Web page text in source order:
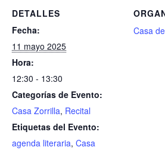
DETALLES
Fecha:
11 mayo 2025
Hora:
12:30 - 13:30
Categorías de Evento:
Casa Zorrilla, Recital
Etiquetas del Evento:
agenda literaria, Casa
Casa